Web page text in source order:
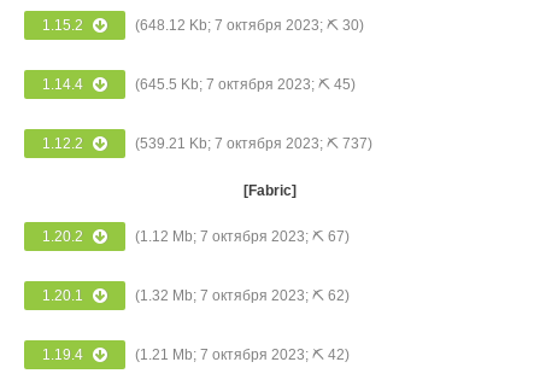
1.15.2 (648.12 Kb; 7 октября 2023; ⛏ 30)
1.14.4 (645.5 Kb; 7 октября 2023; ⛏ 45)
1.12.2 (539.21 Kb; 7 октября 2023; ⛏ 737)
[Fabric]
1.20.2 (1.12 Mb; 7 октября 2023; ⛏ 67)
1.20.1 (1.32 Mb; 7 октября 2023; ⛏ 62)
1.19.4 (1.21 Mb; 7 октября 2023; ⛏ 42)